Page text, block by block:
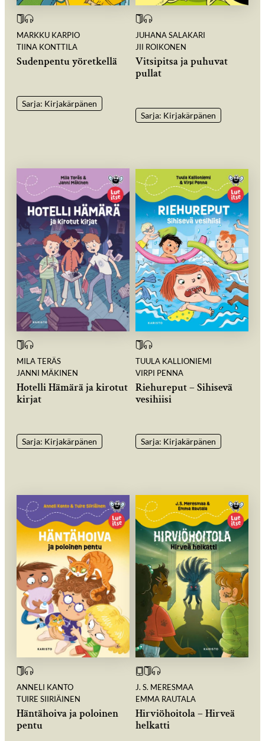
MARKKU KARPIO
TIINA KONTTILA
Sudenpentu yöretkellä
Sarja: Kirjakärpänen
JUHANA SALAKARI
JII ROIKONEN
Vitsipitsa ja puhuvat
pullat
Sarja: Kirjakärpänen
MILA TERÄS
JANNI MÄKINEN
Hotelli Hämärä ja kirotut
kirjat
Sarja: Kirjakärpänen
TUULA KALLIONIEMI
VIRPI PENNA
Riehureput – Sihisevä
vesihiisi
Sarja: Kirjakärpänen
ANNELI KANTO
TUIRE SIIRIÄINEN
Häntähoiva ja poloinen
pentu
J. S. MERESMAA
EMMA RAUTALA
Hirviöhoitola – Hirveä
helkatti